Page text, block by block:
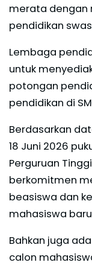
merata dengan
pendidikan
Lembaga
untuk
potongan
pendidikan di
Berdasarkan
18 Juni 2026
Perguruan
berkomitmen
beasiswa dan
mahasiswa
Bahkan juga
calon